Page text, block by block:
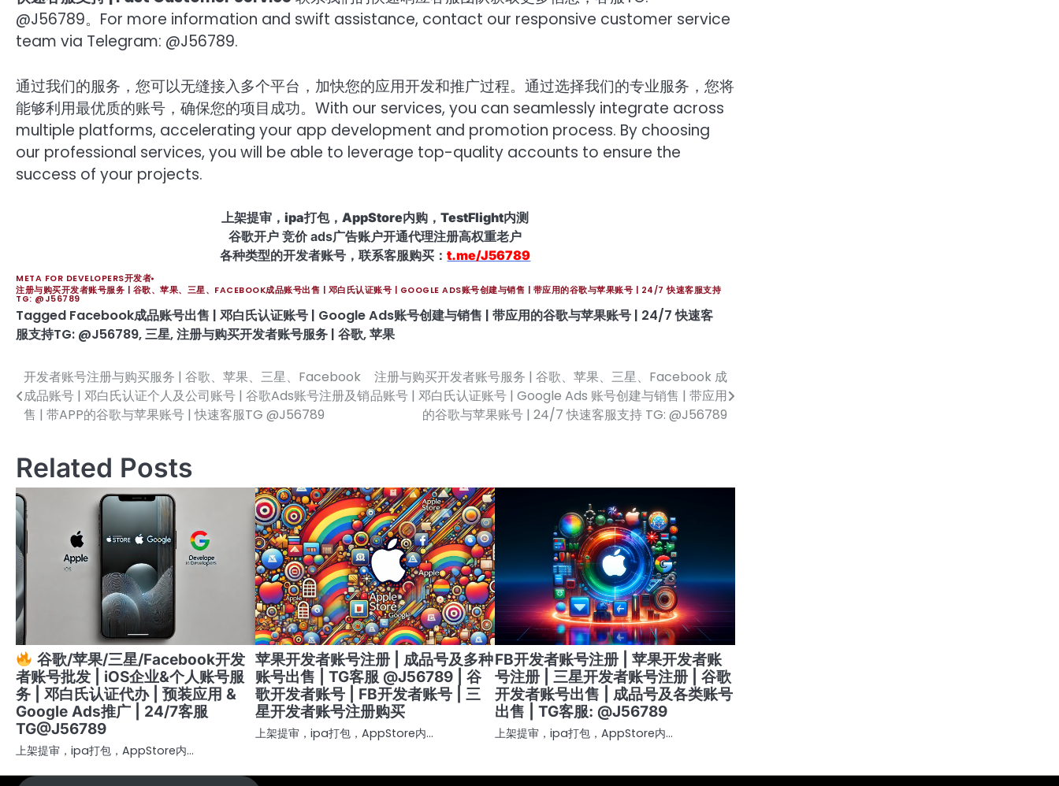
@J56789。For more information and swift assistance, contact our responsive customer service
team via Telegram: @J56789.
通过我们的服务，您可以无缝接入多个平台，加快您的应用开发和推广过程。通过选择我们的专业服务，您将
能够利用最优质的账号，确保您的项目成功。With our services, you can seamlessly integrate across
multiple platforms, accelerating your app development and promotion process. By choosing
our professional services, you will be able to leverage top-quality accounts to ensure the
success of your projects.
上架提审，ipa打包，AppStore内购，TestFlight内测
谷歌开户 竞价 ads广告账户开通代理注册高权重老户
各种类型的开发者账号，联系客服购买：t.me/J56789
META FOR DEVELOPERS开发者
注册与购买开发者账号服务 | 谷歌、苹果、三星、FACEBOOK成品账号出售 | 邓白氏认证账号 | GOOGLE ADS账号创建与销售 | 带应用的谷歌与苹果账号 | 24/7 快速客服支持
TG: @J56789
Tagged Facebook成品账号出售 | 邓白氏认证账号 | Google Ads账号创建与销售 | 带应用的谷歌与苹果账号 | 24/7 快速客
服支持TG: @J56789,三星,注册与购买开发者账号服务 | 谷歌,苹果
文
章
航
开发者账号注册与购买服务 | 谷歌、苹果、三星、Facebook
成品账号 | 邓白氏认证个人及公司账号 | 谷歌Ads账号注册及销
售 | 带APP的谷歌与苹果账号 | 快速客服TG @J56789
注册与购买开发者账号服务 | 谷歌、苹果、三星、Facebook 成
品账号 | 邓白氏认证账号 | Google Ads 账号创建与销售 | 带应用
的谷歌与苹果账号 | 24/7 快速客服支持 TG: @J56789
Related Posts
谷歌/苹果/三星/Facebook开发
者账号批发 | iOS企业&个人账号服
务 | 邓白氏认证代办 | 预装应用 &
Google Ads推广 | 24/7客服
TG@J56789
上架提审，ipa打包，AppStore内…
苹果开发者账号注册 | 成品号及多种
账号出售 | TG客服 @J56789 | 谷
歌开发者账号 | FB开发者账号 | 三
星开发者账号注册购买
上架提审，ipa打包，AppStore内…
FB开发者账号注册 | 苹果开发者账
号注册 | 三星开发者账号注册 | 谷歌
开发者账号出售 | 成品号及各类账号
出售 | TG客服: @J56789
上架提审，ipa打包，AppStore内…